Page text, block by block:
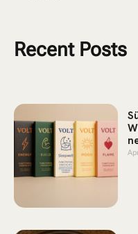
Recent Posts